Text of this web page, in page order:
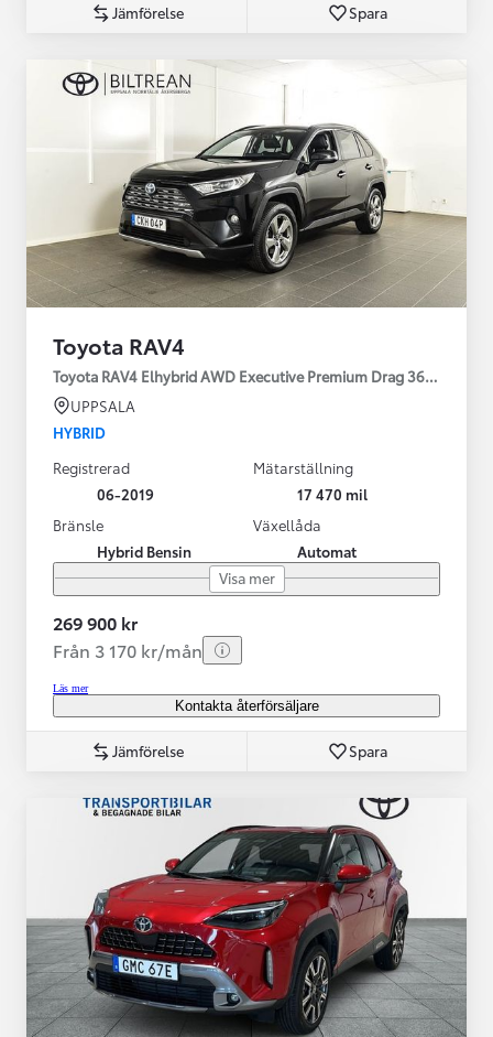
Jämförelse Spara
Toyota RAV4
Toyota RAV4 Elhybrid AWD Executive Premium Drag 360-kamera
UPPSALA
HYBRID
Registrerad
06-2019
Mätarställning
17 470 mil
Bränsle
Hybrid Bensin
Växellåda
Automat
Visa mer
269 900 kr
Från 3 170 kr/mån
Läs mer
Kontakta återförsäljare
Jämförelse Spara